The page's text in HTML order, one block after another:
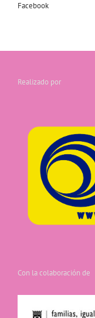
Facebook
Realizado por
Con la colaboración de